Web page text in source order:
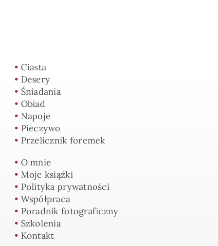
• Ciasta
• Desery
• Śniadania
• Obiad
• Napoje
• Pieczywo
• Przelicznik foremek
• O mnie
• Moje książki
• Polityka prywatności
• Współpraca
• Poradnik fotograficzny
• Szkolenia
• Kontakt